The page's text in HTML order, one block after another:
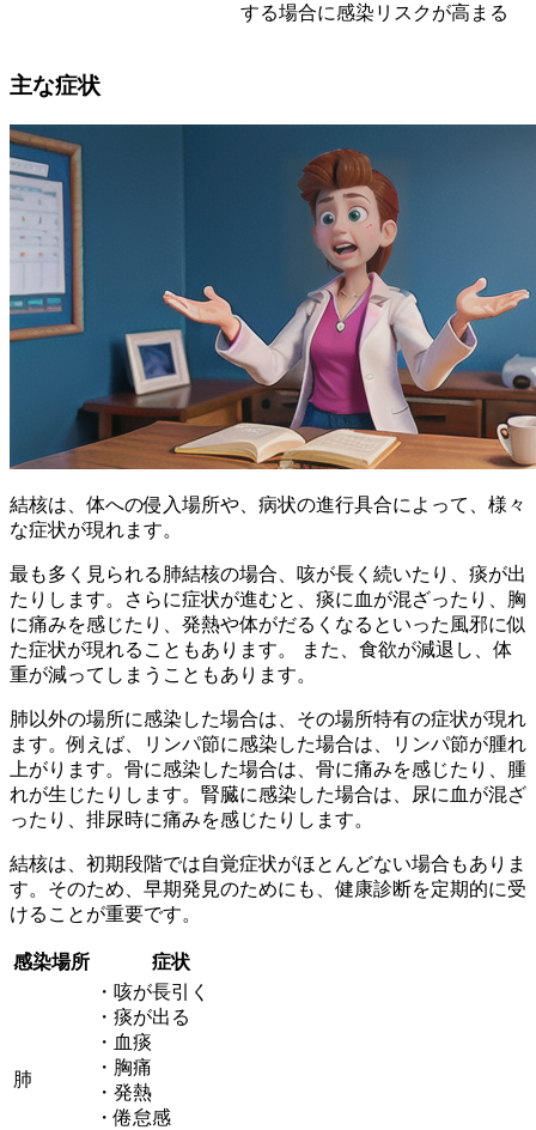
する場合に感染リスクが高まる
主な症状
結核は、体への侵入場所や、病状の進行具合によって、様々
な症状が現れます。
最も多く見られる肺結核の場合、咳が長く続いたり、痰が出
たりします。さらに症状が進むと、痰に血が混ざったり、胸
に痛みを感じたり、発熱や体がだるくなるといった風邪に似
た症状が現れることもあります。
また、食欲が減退し、体
重が減ってしまうこともあります。
肺以外の場所に感染した場合は、その場所特有の症状が現れ
ます。例えば、リンパ節に感染した場合は、リンパ節が腫れ
上がります。骨に感染した場合は、骨に痛みを感じたり、腫
れが生じたりします。腎臓に感染した場合は、尿に血が混ざ
ったり、排尿時に痛みを感じたりします。
結核は、初期段階では自覚症状がほとんどない場合もありま
す。そのため、早期発見のためにも、健康診断を定期的に受
けることが重要です。
感染場所 症状
肺
・咳が長引く
・痰が出る
・血痰
・胸痛
・発熱
・倦怠感